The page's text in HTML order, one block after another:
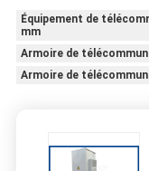
Équipement de
mm
Armoire de
Armoire de